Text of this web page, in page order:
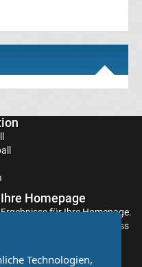
Homepage
für Ihre Homepage.
alle paar Minuten, sodass
Einfache und schnelle
Technologien,